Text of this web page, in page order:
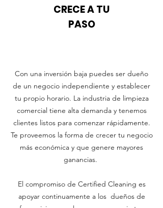
CRECE A TU
PASO
Con una inversión baja puedes ser dueño
de un negocio independiente y establecer
tu propio horario. La industria de limpieza
comercial tiene alta demanda y tenemos
clientes listos para comenzar rápidamente.
Te proveemos la forma de crecer tu negocio
más económica y que genere mayores
ganancias.
El compromiso de Certified Cleaning es
apoyar continuamente a los dueños de